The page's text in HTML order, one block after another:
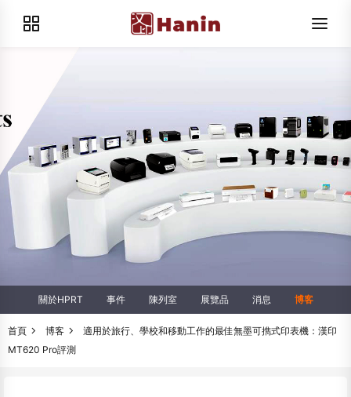
關於HPRT 事件 陳列室 展覽品 消息 博客
首頁 博客
適用於旅行、學校和移動工作的最佳無墨可擕式印表機：漢印
MT620 Pro評測